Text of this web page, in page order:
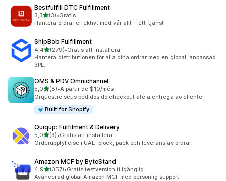
Bestfulfill DTC Fulfillment
3,3av 5 stjärnor
(3)
3 recensioner totalt
•Gratis
Hantera ordrar effektivt med vår allt-i-ett-tjänst
ShipBob Fulfillment
4,4av 5 stjärnor
(279)
279 recensioner totalt
•Gratis att installera
Hantera distributionen för alla dina ordrar med en global, anpassad
3PL.
OMS & PDV Omnichannel
5,0av 5 stjärnor
(8)
8 recensioner totalt
•A partir de $10/mês
Orquestre seus pedidos do checkout até a entrega ao cliente
Built for Shopify
Quiqup: Fulfilment & Delivery
5,0av 5 stjärnor
(3)
3 recensioner totalt
•Gratis att installera
Orderuppfyllelse i UAE: plock, pack och leverans av ordrar
Amazon MCF by ByteStand
4,9av 5 stjärnor
(357)
357 recensioner totalt
•Gratis testversion tillgänglig
Avancerad global Amazon MCF med personlig support